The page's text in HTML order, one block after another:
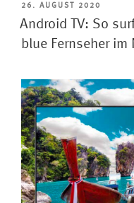
VERÖFFENTLICHT
AM
26. AUGUST 2020
Android TV: So
blue Fernseher im